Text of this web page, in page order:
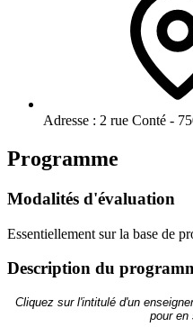
Adresse : 2 rue Conté -
Programme
Modalités d'évaluation
Essentiellement sur la base de
Description du
Cliquez sur l'intitulé d'un
pour en